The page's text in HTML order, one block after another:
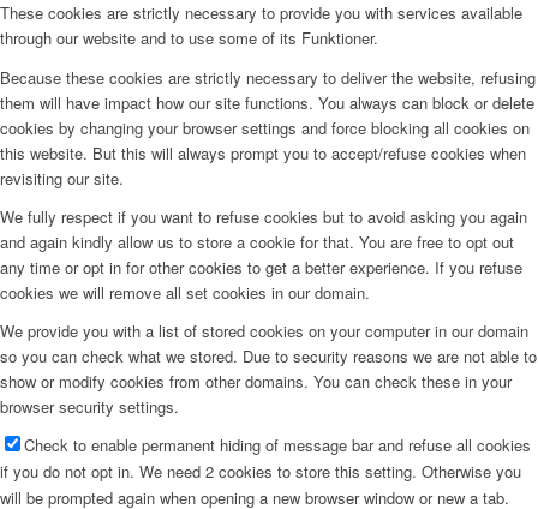
These cookies are strictly necessary to provide you with services available
through our website and to use some of its Funktioner.
Because these cookies are strictly necessary to deliver the website, refusing
them will have impact how our site functions. You always can block or delete
cookies by changing your browser settings and force blocking all cookies on
this website. But this will always prompt you to accept/refuse cookies when
revisiting our site.
We fully respect if you want to refuse cookies but to avoid asking you again
and again kindly allow us to store a cookie for that. You are free to opt out
any time or opt in for other cookies to get a better experience. If you refuse
cookies we will remove all set cookies in our domain.
We provide you with a list of stored cookies on your computer in our domain
so you can check what we stored. Due to security reasons we are not able to
show or modify cookies from other domains. You can check these in your
browser security settings.
Check to enable permanent hiding of message bar and refuse all cookies
if you do not opt in. We need 2 cookies to store this setting. Otherwise you
will be prompted again when opening a new browser window or new a tab.